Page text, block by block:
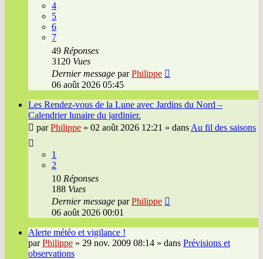
4
5
6
7
49 Réponses
3120 Vues
Dernier message parPhilippe
06 août 2026 05:45
Les Rendez-vous de la Lune avec Jardins du Nord –
Calendrier lunaire du jardinier.
parPhilippe » 02 août 2026 12:21 » dans Au fil des saisons
1
2
10 Réponses
188 Vues
Dernier message parPhilippe
06 août 2026 00:01
Alerte météo et vigilance !
parPhilippe » 29 nov. 2009 08:14 » dans Prévisions et
observations